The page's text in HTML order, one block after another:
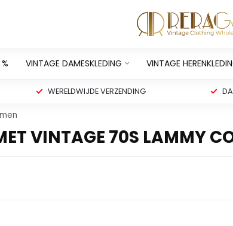
VINTAGE DAMESKLEDING VINTAGE
WERELDWIJDE VERZENDING
VINTAGE 70S LAMMY